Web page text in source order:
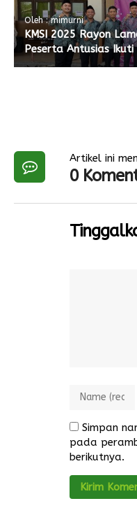
Oleh : mimurni
KMSI 2025 Rayon
Peserta Antusias Ikuti
Artikel ini
0
Simpan
pada
berikutnya.